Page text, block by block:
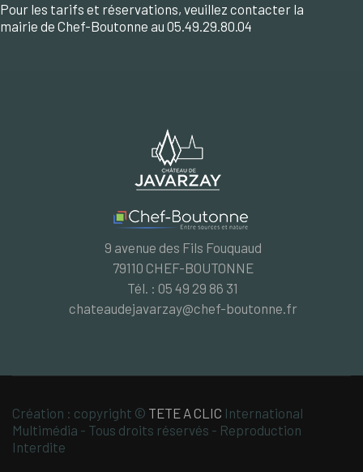
Pour les tarifs et réservations, veuillez contacter la
mairie de Chef-Boutonne au 05.49.29.80.04
9 avenue des Fils Fouquaud
79110 CHEF-BOUTONNE
Tél. : 05 49 29 86 31
chateaudejavarzay@chef-boutonne.fr
Création : copyright © TETE A CLIC International
Multimédia - Tous droits réservés - Reproduction
Interdite